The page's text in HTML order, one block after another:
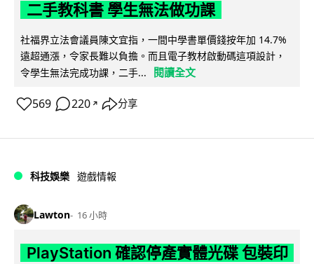
二手教科書 學生無法做功課
社福界立法會議員陳文宜指，一間中學書單價錢按年加 14.7%
遠超通漲，令家長難以負擔。而且電子教材啟動碼這項設計，
令學生無法完成功課，二手...
閱讀全文
569 220 ↗ 分享
科技娛樂 遊戲情報
Lawton 16 小時
PlayStation 確認停產實體光碟 包裝印